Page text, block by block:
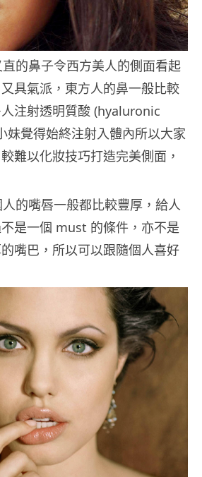
的鼻子令西方美人的側面看起
具氣派，東方人的鼻一般比較
注射透明質酸 (hyaluronic
妹覺得始終注射入體內所以大家
難以化妝技巧打造完美側面，
的嘴唇一般都比較豐厚，給人
是一個 must 的條件，亦不是
嘴巴，所以可以跟隨個人喜好